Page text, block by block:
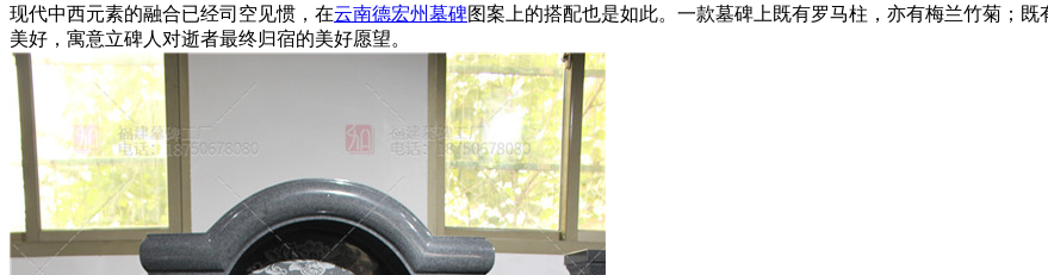
现代中西元素的融合已经司空见惯，在云南德宏州墓碑图案上的搭配也是如此。一款墓碑上既有罗马柱，亦有梅兰竹菊；
美好，寓意立碑人对逝者最终归宿的美好愿望。